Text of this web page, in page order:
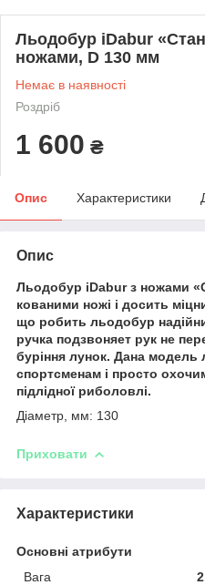
Льодобур iDabur
ножами, D 130 мм
Немає в наявності
Роздріб
1 600 ₴
Опис Характеристики
Опис
Льодобур iDabur з ножами
кованими ножі і досить
що робить льодобур
ручка подзвоняет рук не
буріння лунок. Дана модель
спортсменам і просто
підлідної риболовлі.
Діаметр, мм: 130
Приховати
Характеристики
Основні атрибути
Вага